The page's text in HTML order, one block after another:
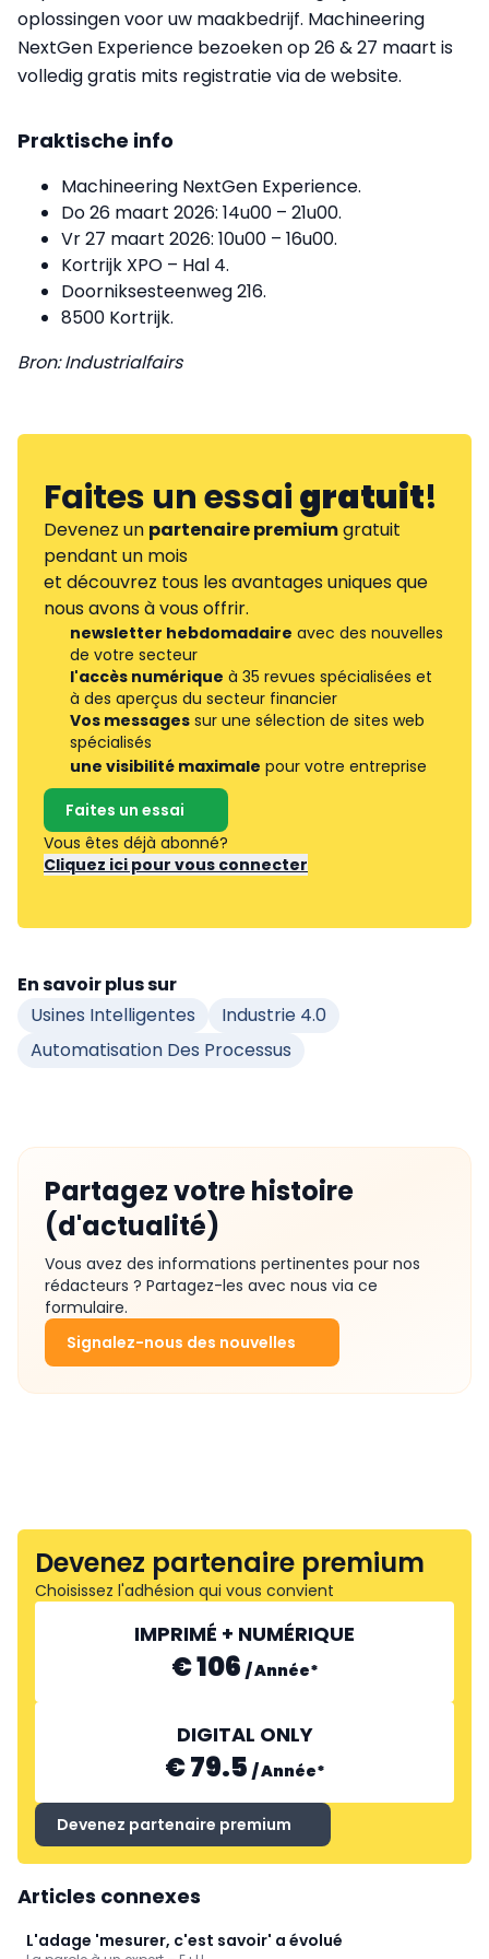
oplossingen voor uw maakbedrijf. Machineering
NextGen Experience bezoeken op 26 & 27 maart is
volledig gratis mits registratie via de website.
Praktische info
Machineering NextGen Experience.
Do 26 maart 2026: 14u00 – 21u00.
Vr 27 maart 2026: 10u00 – 16u00.
Kortrijk XPO – Hal 4.
Doorniksesteenweg 216.
8500 Kortrijk.
Bron: Industrialfairs
Faites un essaigratuit!
Devenez un partenaire premiumgratuit
pendant un mois
et découvrez tous les avantages uniques que
nous avons à vous offrir.
newsletter hebdomadaire avec des nouvelles
de votre secteur
l'accès numérique à 35 revues spécialisées et
à des aperçus du secteur financier
Vos messages sur une sélection de sites web
spécialisés
une visibilité maximale pour votre entreprise
Faites un essai
Vous êtes déjà abonné?
Cliquez ici pour vous connecter
En savoir plus sur
Usines Intelligentes
Industrie 4.0
Automatisation Des Processus
Partagez votre histoire
(d'actualité)
Vous avez des informations pertinentes pour nos
rédacteurs ? Partagez-les avec nous via ce
formulaire.
Signalez-nous des nouvelles
Devenez partenaire premium
Choisissez l'adhésion qui vous convient
IMPRIMÉ + NUMÉRIQUE
€ 106 /Année*
DIGITAL ONLY
€ 79.5 /Année*
Devenez partenaire premium
Articles connexes
L'adage 'mesurer, c'est savoir' a évolué